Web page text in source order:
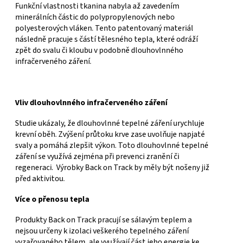
Funkční vlastnosti tkanina nabyla až zavedením
minerálních částic do polypropylenových nebo
polyesterových vláken. Tento patentovaný materiál
následně pracuje s částí tělesného tepla, které odráží
zpět do svalu či kloubu v podobně dlouhovlnného
infračerveného záření.
Vliv dlouhovlnného infračerveného záření
Studie ukázaly, že dlouhovlnné tepelné záření urychluje
krevní oběh. Zvýšení průtoku krve zase uvolňuje napjaté
svaly a pomáhá zlepšit výkon. Toto dlouhovlnné tepelné
záření se využívá zejména při prevenci zranění či
regeneraci. Výrobky Back on Track by měly být nošeny již
před aktivitou.
Více o přenosu tepla
Produkty Back on Track pracují se sálavým teplem a
nejsou určeny k izolaci veškerého tepelného záření